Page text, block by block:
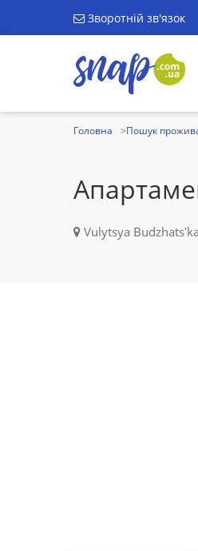
Зворотній зв'язок
Головна Пошук
Vulytsya